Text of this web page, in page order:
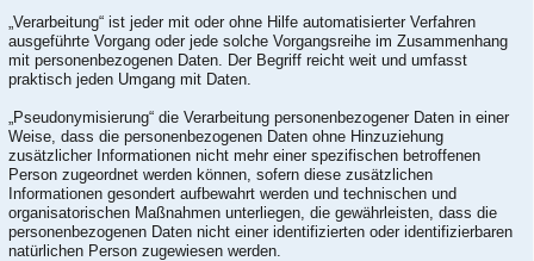
„Verarbeitung“ ist jeder mit oder ohne Hilfe automatisierter Verfahren
ausgeführte Vorgang oder jede solche Vorgangsreihe im Zusammenhang
mit personenbezogenen Daten. Der Begriff reicht weit und umfasst
praktisch jeden Umgang mit Daten.
„Pseudonymisierung“ die Verarbeitung personenbezogener Daten in einer
Weise, dass die personenbezogenen Daten ohne Hinzuziehung
zusätzlicher Informationen nicht mehr einer spezifischen betroffenen
Person zugeordnet werden können, sofern diese zusätzlichen
Informationen gesondert aufbewahrt werden und technischen und
organisatorischen Maßnahmen unterliegen, die gewährleisten, dass die
personenbezogenen Daten nicht einer identifizierten oder identifizierbaren
natürlichen Person zugewiesen werden.